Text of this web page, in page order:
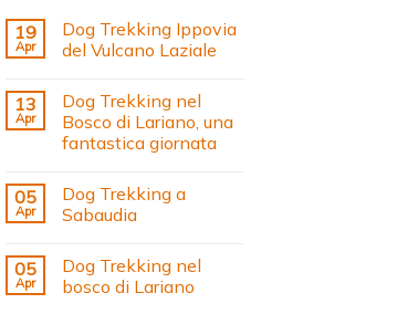
19
Apr
Dog Trekking Ippovia
del Vulcano Laziale
13
Apr
Dog Trekking nel
Bosco di Lariano, una
fantastica giornata
05
Apr
Dog Trekking a
Sabaudia
05
Apr
Dog Trekking nel
bosco di Lariano